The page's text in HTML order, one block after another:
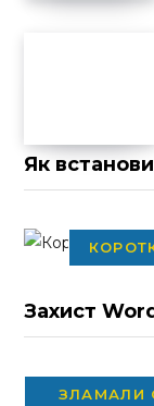
Як
Захист
ЗЛАМАЛИ